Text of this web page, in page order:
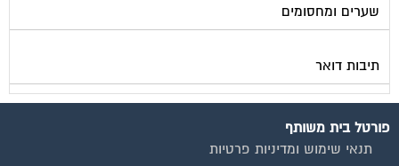
שערים ומחסומים
תיבות דואר
פורטל בית משותף
תנאי שימוש ומדיניות פרטיות